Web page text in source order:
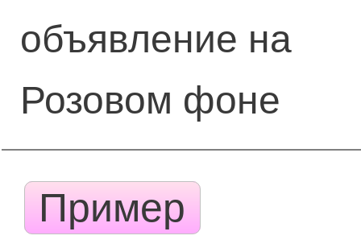
объявление на
Розовом фоне
Пример